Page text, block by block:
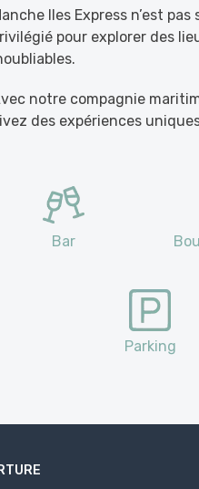
Iles Express n’est
pour explorer des
notre compagnie
des expériences
Bar
Parking